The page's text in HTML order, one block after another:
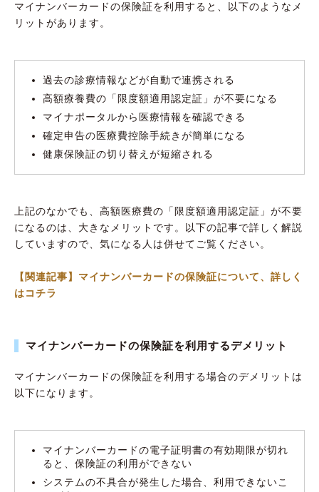
マイナンバーカードの保険証を利用すると、以下のようなメ
リットがあります。
過去の診療情報などが自動で連携される
高額療養費の「限度額適用認定証」が不要になる
マイナポータルから医療情報を確認できる
確定申告の医療費控除手続きが簡単になる
健康保険証の切り替えが短縮される
上記のなかでも、高額医療費の「限度額適用認定証」が不要
になるのは、大きなメリットです。以下の記事で詳しく解説
していますので、気になる人は併せてご覧ください。
【関連記事】マイナンバーカードの保険証について、詳しく
はコチラ
マイナンバーカードの保険証を利用するデメリット
マイナンバーカードの保険証を利用する場合のデメリットは
以下になります。
マイナンバーカードの電子証明書の有効期限が切れ
ると、保険証の利用ができない
システムの不具合が発生した場合、利用できないこ